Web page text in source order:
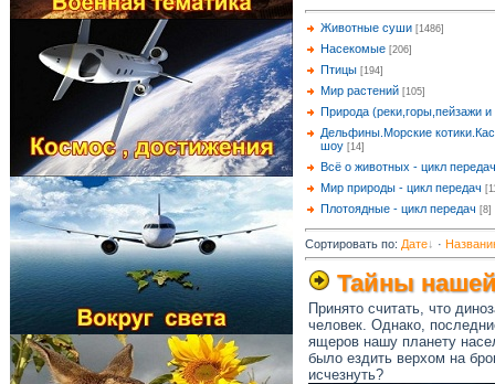
Животные суши [1486]
Насекомые [206]
Птицы [194]
Мир растений [105]
Природа (реки,горы,пейзажи и
Дельфины.Морские
шоу [14]
Всё о животных - цикл передач
Мир природы - цикл передач
Плотоядные - цикл передач [8]
Сортировать по: Дате ·
Тайны
Принято считать, что
человек. Однако,
ящеров нашу планету
было ездить верхом на
исчезнуть?